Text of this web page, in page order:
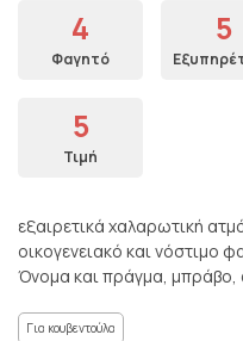
4
Φαγητό
5
5
Τιμή
εξαιρετικά χαλαρωτική
οικογενειακό και νόστιμο
Όνομα και πράγμα, μπράβο,
Για κουβεντούλα